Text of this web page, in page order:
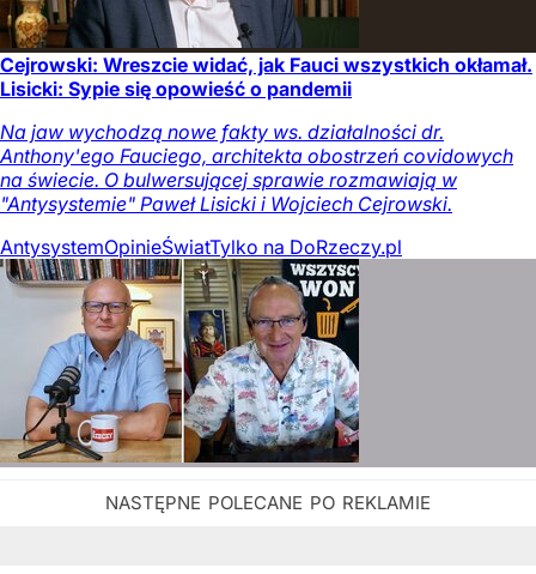
Cejrowski: Wreszcie widać, jak Fauci wszystkich okłamał.
Lisicki: Sypie się opowieść o pandemii
Na jaw wychodzą nowe fakty ws. działalności dr.
Anthony'ego Fauciego, architekta obostrzeń covidowych
na świecie. O bulwersującej sprawie rozmawiają w
"Antysystemie" Paweł Lisicki i Wojciech Cejrowski.
AntysystemOpinieŚwiatTylko na DoRzeczy.pl